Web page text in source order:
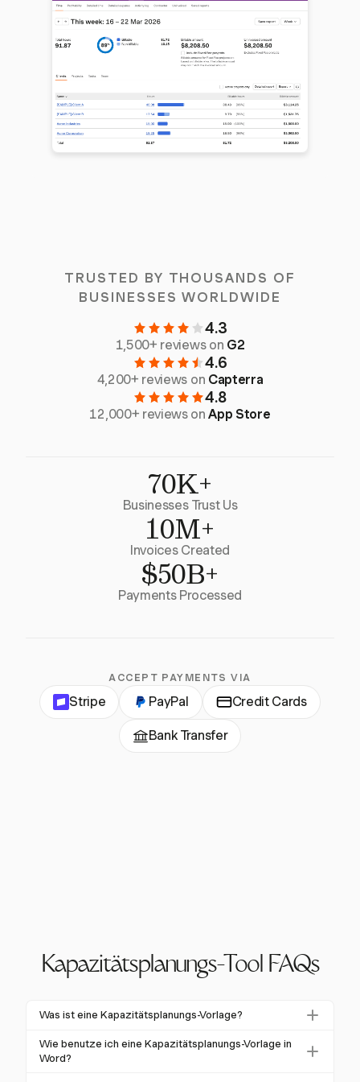
TRUSTED BY THOUSANDS OF
BUSINESSES WORLDWIDE
4.3
1,500+ reviews on G2
4.6
4,200+ reviews on Capterra
4.8
12,000+ reviews onApp Store
70K+
Businesses Trust Us
10M+
Invoices Created
$50B+
Payments Processed
ACCEPT PAYMENTS VIA
Stripe PayPal Credit Cards
Bank Transfer
Kapazitätsplanungs-Tool FAQs
Was ist eine Kapazitätsplanungs-Vorlage?
Eine Kapazitätsplanungs-Vorlage hilft Organisationen,
Ressourcen effektiv zu verwalten, um den
Wie benutze ich eine Kapazitätsplanungs-Vorlage in
Word?